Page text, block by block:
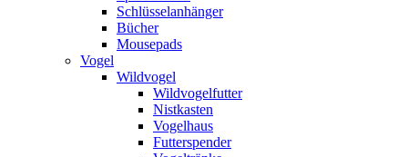
Schlüsselanhänger
Bücher
Mousepads
Vogel
Wildvogel
Wildvogelfutter
Nistkasten
Vogelhaus
Futterspender